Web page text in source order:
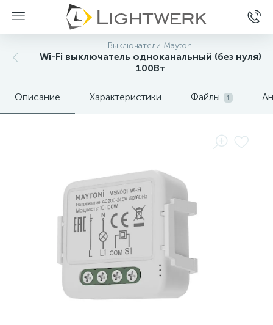
Выключатели Maytoni
Wi-Fi выключатель одноканальный (без нуля)
100Вт
Описание Характеристики Файлы 1